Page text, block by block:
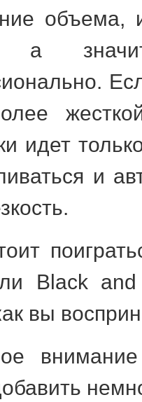
объема,
а
идет
и
Black
вы